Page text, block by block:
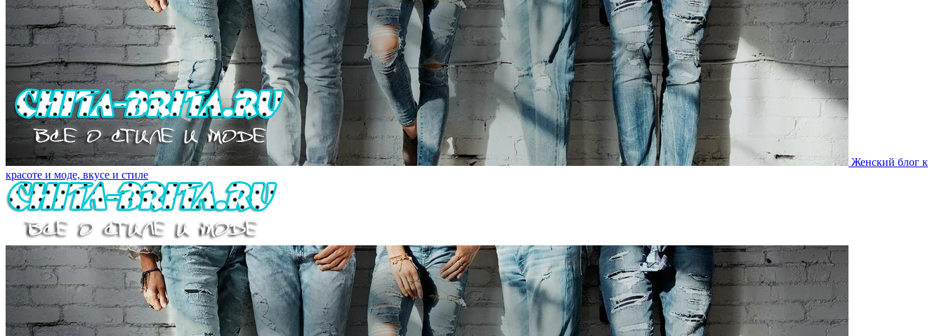
Женский блог к
красоте и моде, вкусе и стиле